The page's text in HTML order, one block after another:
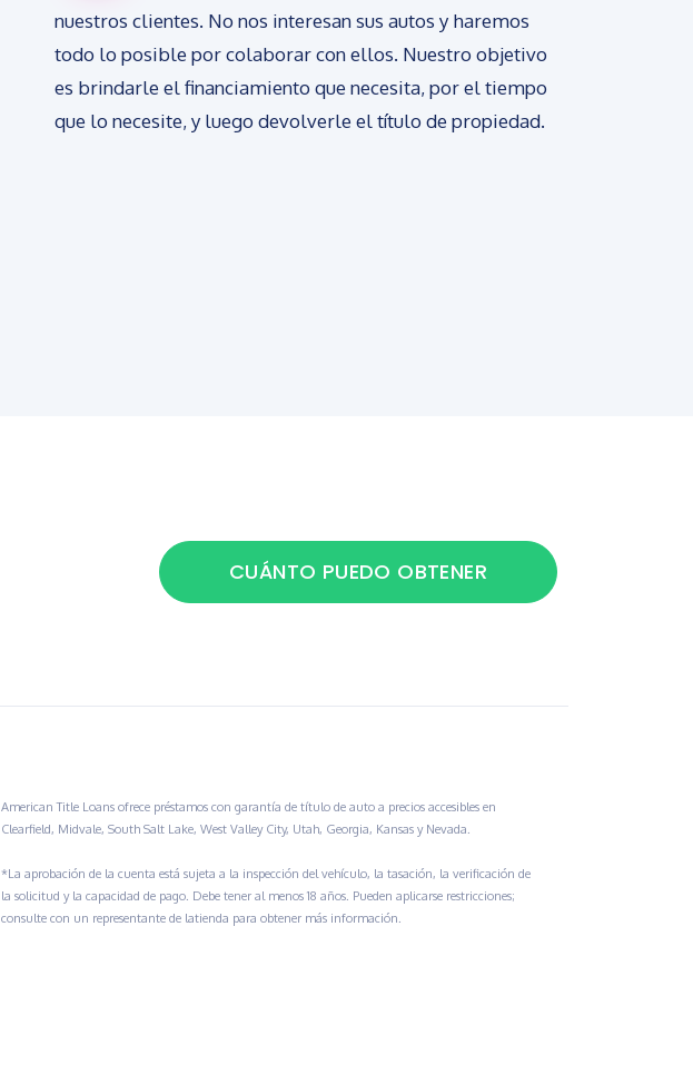
nuestros clientes. No nos interesan sus autos y haremos
todo lo posible por colaborar con ellos. Nuestro objetivo
es brindarle el financiamiento que necesita, por el tiempo
que lo necesite, y luego devolverle el título de propiedad.
CUÁNTO PUEDO OBTENER
American Title Loans ofrece préstamos con garantía de título de auto a precios accesibles en
Clearfield, Midvale, South Salt Lake, West Valley City, Utah, Georgia, Kansas y Nevada.
*La aprobación de la cuenta está sujeta a la inspección del vehículo, la tasación, la verificación de
la solicitud y la capacidad de pago. Debe tener al menos 18 años. Pueden aplicarse restricciones;
consulte con un representante de latienda para obtener más información.